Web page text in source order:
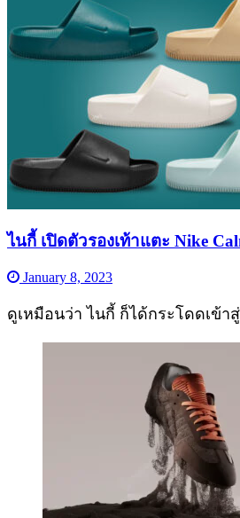
ไนกี้ เปิดตัวรองเท้าแตะ Nike
January 8, 2023
ดูเหมือนว่า ไนกี้ ก็ได้กระโดดเข้า